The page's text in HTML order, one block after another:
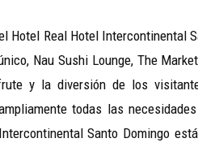
Hotel Real Hotel Intercontinental
Nau Sushi Lounge, The
y la diversión de los
todas las
Santo Domingo